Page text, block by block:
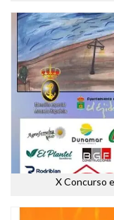
X Concurso